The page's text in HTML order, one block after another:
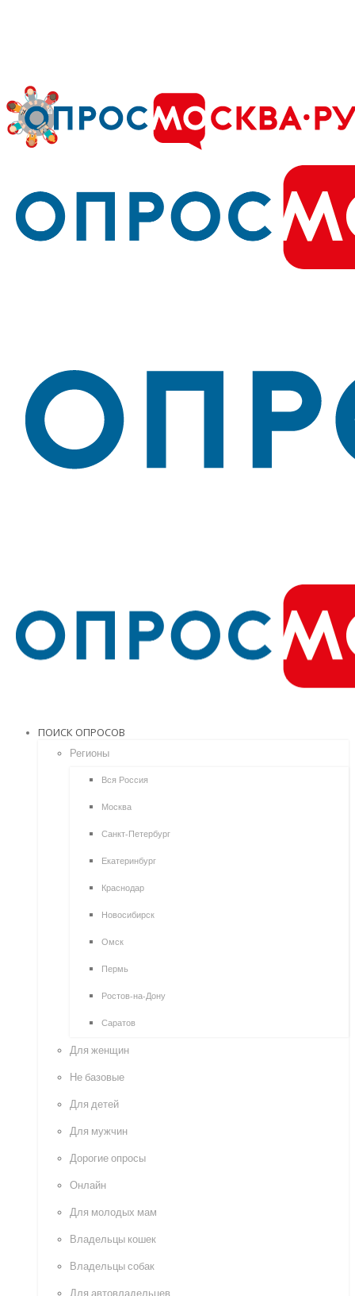
ПОИСК ОПРОСОВ
Регионы
Вся Россия
Москва
Санкт-Петербург
Екатеринбург
Краснодар
Новосибирск
Омск
Пермь
Ростов-на-Дону
Саратов
Для женщин
Не базовые
Для детей
Для мужчин
Дорогие опросы
Онлайн
Для молодых мам
Владельцы кошек
Владельцы собак
Для автовладельцев